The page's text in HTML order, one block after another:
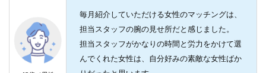
毎月紹介していただける女性のマッチングは、
担当スタッフの腕の見せ所だと感じました。
担当スタッフがかなりの時間と労力をかけて選
んでくれた女性は、自分好みの素敵な女性ばか